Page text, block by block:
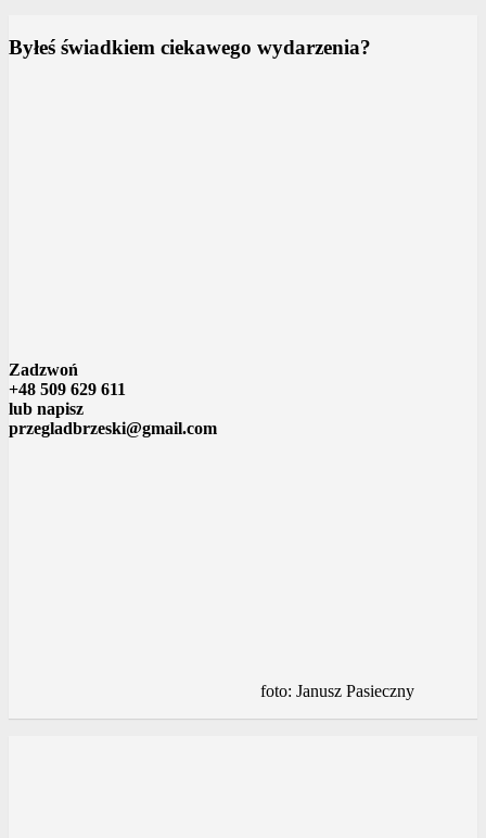
Byłeś świadkiem ciekawego wydarzenia?
Zadzwoń
+48 509 629 611
lub napisz
przegladbrzeski@gmail.com
foto: Janusz Pasieczny